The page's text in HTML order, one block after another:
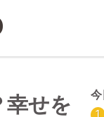
幸せを
今